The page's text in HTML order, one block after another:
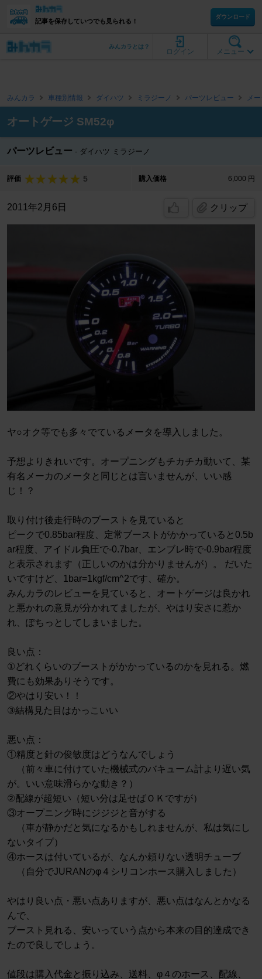
記事を保存していつでも見られる！
ダウンロード
メニュー
ログイン
みんカラとは？
みんカラ 車種別情報 ダイハツ ミラジーノ パーツレビュー メ
オートゲージ SM52φ
パーツレビュー ダイハツ ミラジーノ
評価 5 購入価格 6,000 円
2011年2月6日 クリップ
ヤ○オク等でも多々でているメータを導入しました。
予想よりきれいです。オープニングもチカチカ動いて、某
有名メーカのメータと同じとは言いませんが、いい感
じ！？
取り付け後走行時のブーストを見ていると
ピークで0.85bar程度、定常ブーストがかかっていると0.5b
ar程度、アイドル負圧で‐0.7bar、エンブレ時で‐0.9bar程度
と表示されます（正しいのかは分かりませんが）。 だいた
いですけど、1bar=1kgf/cm^2です、確か。
みんカラのレビューを見ていると、オートゲージは良かれ
と悪かれの意見が分かれてましたが、やはり安さに惹か
れ、ぽちっとしてしまいました。
良い点：
①どれくらいのブーストがかかっているのかを見れる。燃
費にも効果ありそうです。
②やはり安い！！
③結構見た目はかっこいい
悪い点：
①精度と針の俊敏度はどうなんでしょう
（前々車に付けていた機械式のバキューム計より遅い気
が。いい意味滑らかな動き？）
②配線が超短い（短い分は足せばＯＫですが）
③オープニング時にジジジと音がする
（車が静かだと気になるかもしれませんが、私は気にし
ないタイプ）
④ホースは付いているが、なんか頼りない透明チューブ
（自分でJURANのφ４シリコンホース購入しました）
やはり良い点・悪い点ありますが、悪い点はなんとかなる
んで、
ブースト見れる、安いっていう点から本来の目的達成でき
たので良しでしょう。
値段は購入代金と振り込み、送料、φ４のホース、配線、